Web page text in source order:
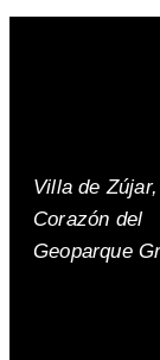
Villa de Zújar,
Corazón del
Geoparque